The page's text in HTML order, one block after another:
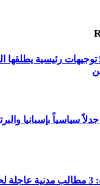
حقوق المؤلف: 5 توجيهات رئيسية
سياسياً بإسبانيا
شواطئ ميرلفت: 3 مطالب مدنية